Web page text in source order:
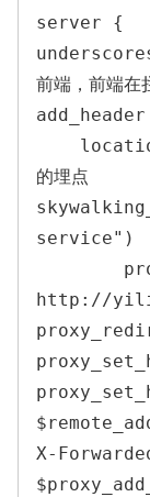
server {
前端，前端
的埋点
http://
X-